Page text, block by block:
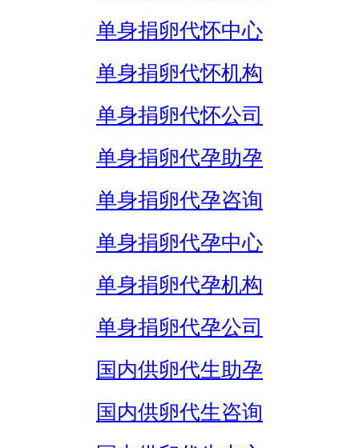
单身捐卵代怀中心
单身捐卵代怀机构
单身捐卵代怀公司
单身捐卵代孕助孕
单身捐卵代孕咨询
单身捐卵代孕中心
单身捐卵代孕机构
单身捐卵代孕公司
国内供卵代生助孕
国内供卵代生咨询